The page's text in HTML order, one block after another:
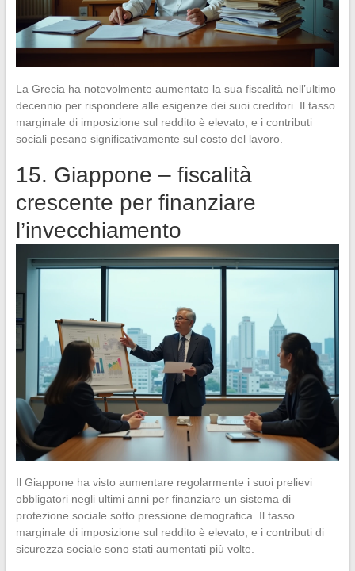
La Grecia ha notevolmente aumentato la sua fiscalità nell’ultimo
decennio per rispondere alle esigenze dei suoi creditori. Il tasso
marginale di imposizione sul reddito è elevato, e i contributi
sociali pesano significativamente sul costo del lavoro.
15. Giappone – fiscalità
crescente per finanziare
l’invecchiamento
Il Giappone ha visto aumentare regolarmente i suoi prelievi
obbligatori negli ultimi anni per finanziare un sistema di
protezione sociale sotto pressione demografica. Il tasso
marginale di imposizione sul reddito è elevato, e i contributi di
sicurezza sociale sono stati aumentati più volte.